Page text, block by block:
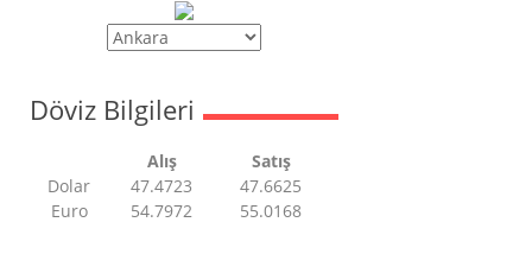
Döviz Bilgileri
Alış
Satış
Dolar
47.4723
47.6625
Euro
54.7972 55.0168